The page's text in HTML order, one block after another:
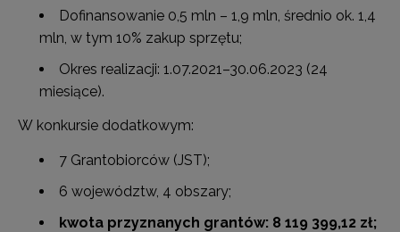
Dofinansowanie 0,5 mln – 1,9 mln, średnio ok. 1,4
mln, w tym 10% zakup sprzętu;
Okres realizacji: 1.07.2021–30.06.2023 (24
miesiące).
W konkursie dodatkowym:
7 Grantobiorców (JST);
6 województw, 4 obszary;
kwota przyznanych grantów: 8 119 399,12 zł;